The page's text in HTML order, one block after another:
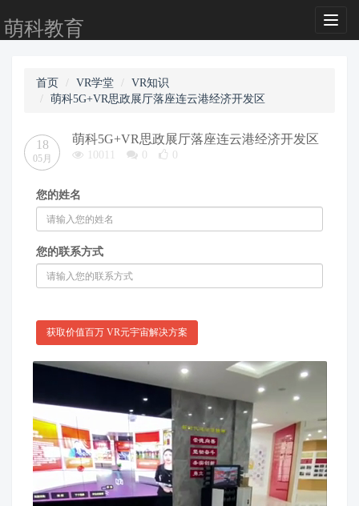
萌科教育
首页 VR学堂
VR知识
萌科5G+VR思政展厅落座连云港经济开发区
18
05月
萌科5G+VR思政展厅落座连云港经济开发区
10011 0 0
您的姓名
您的联系方式
获取价值百万 VR元宇宙解决方案